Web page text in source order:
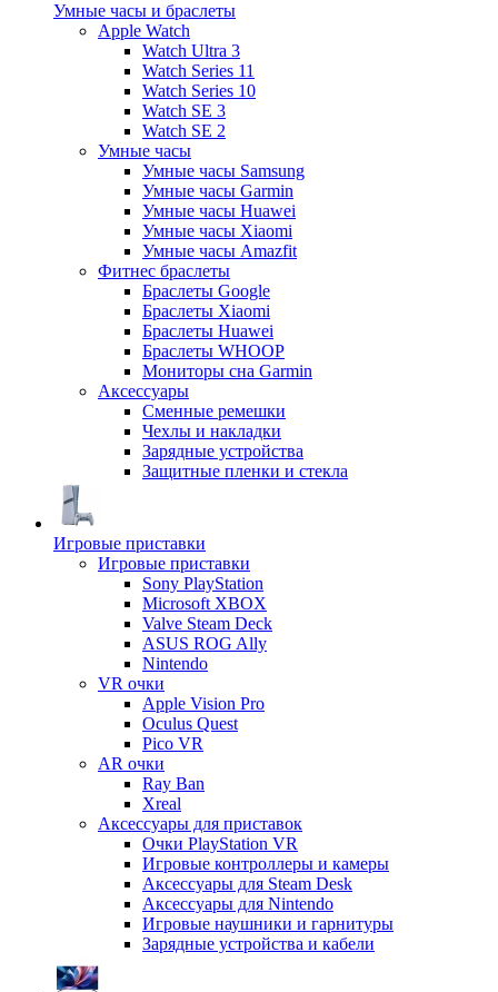
Умные часы и браслеты
Apple Watch
Watch Ultra 3
Watch Series 11
Watch Series 10
Watch SE 3
Watch SE 2
Умные часы
Умные часы Samsung
Умные часы Garmin
Умные часы Huawei
Умные часы Xiaomi
Умные часы Amazfit
Фитнес браслеты
Браслеты Google
Браслеты Xiaomi
Браслеты Huawei
Браслеты WHOOP
Мониторы сна Garmin
Аксессуары
Сменные ремешки
Чехлы и накладки
Зарядные устройства
Защитные пленки и стекла
Игровые приставки
Игровые приставки
Sony PlayStation
Microsoft XBOX
Valve Steam Deck
ASUS ROG Ally
Nintendo
VR очки
Apple Vision Pro
Oculus Quest
Pico VR
AR очки
Ray Ban
Xreal
Аксессуары для приставок
Очки PlayStation VR
Игровые контроллеры и камеры
Аксессуары для Steam Desk
Аксессуары для Nintendo
Игровые наушники и гарнитуры
Зарядные устройства и кабели